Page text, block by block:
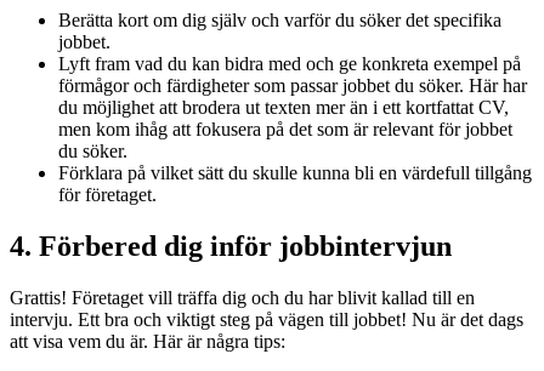
Berätta kort om dig själv och varför du söker det specifika
jobbet.
Lyft fram vad du kan bidra med och ge konkreta exempel på
förmågor och färdigheter som passar jobbet du söker. Här har
du möjlighet att brodera ut texten mer än i ett kortfattat CV,
men kom ihåg att fokusera på det som är relevant för jobbet
du söker.
Förklara på vilket sätt du skulle kunna bli en värdefull tillgång
för företaget.
4. Förbered dig inför jobbintervjun
Grattis! Företaget vill träffa dig och du har blivit kallad till en
intervju. Ett bra och viktigt steg på vägen till jobbet! Nu är det dags
att visa vem du är. Här är några tips: